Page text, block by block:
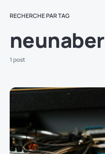
RECHERCHE PAR TAG
neunaber
1 post